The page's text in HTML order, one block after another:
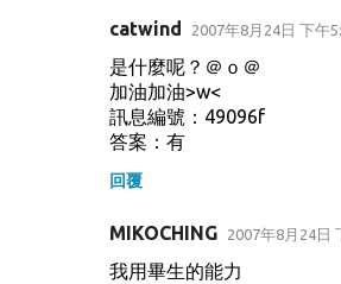
catwind 2007年8月24日 下午
是什麼呢？＠ｏ＠
加油加油>w<
訊息編號：49096f
答案：有
回覆
MIKOCHING 2007年8月24日
我用畢生的能力